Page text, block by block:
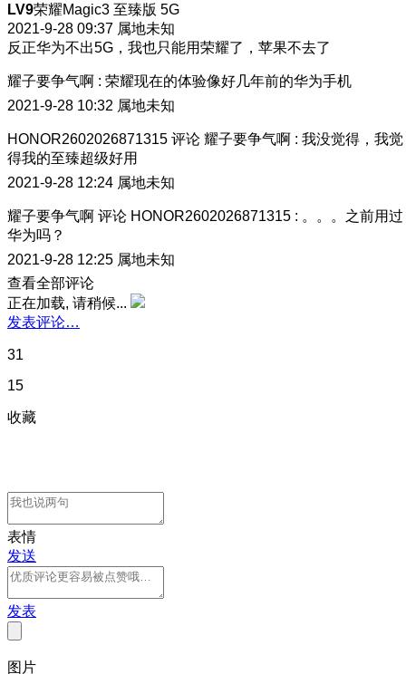
LV9荣耀Magic3 至臻版 5G
2021-9-28 09:37 属地未知
反正华为不出5G，我也只能用荣耀了，苹果不去了
耀子要争气啊 : 荣耀现在的体验像好几年前的华为手机
2021-9-28 10:32 属地未知
HONOR2602026871315 评论 耀子要争气啊 : 我没觉得，我觉
得我的至臻超级好用
2021-9-28 12:24 属地未知
耀子要争气啊 评论 HONOR2602026871315 : 。。。之前用过
华为吗？
2021-9-28 12:25 属地未知
查看全部评论
正在加载, 请稍候...
发表评论…
31
15
收藏
表情
发送
发表
图片